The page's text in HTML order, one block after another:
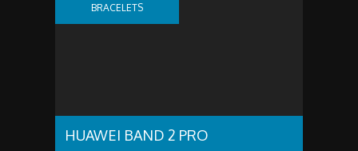
BRACELETS
HUAWEI BAND 2 PRO